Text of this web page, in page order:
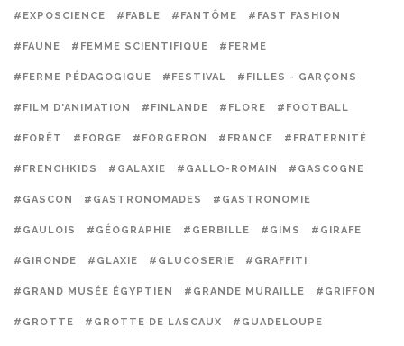
#EXPOSCIENCE #FABLE #FANTÔME #FAST FASHION
#FAUNE #FEMME SCIENTIFIQUE #FERME
#FERME PÉDAGOGIQUE #FESTIVAL #FILLES - GARÇONS
#FILM D'ANIMATION #FINLANDE #FLORE #FOOTBALL
#FORÊT #FORGE #FORGERON #FRANCE #FRATERNITÉ
#FRENCHKIDS #GALAXIE #GALLO-ROMAIN #GASCOGNE
#GASCON #GASTRONOMADES #GASTRONOMIE
#GAULOIS #GÉOGRAPHIE #GERBILLE #GIMS #GIRAFE
#GIRONDE #GLAXIE #GLUCOSERIE #GRAFFITI
#GRAND MUSÉE ÉGYPTIEN #GRANDE MURAILLE #GRIFFON
#GROTTE #GROTTE DE LASCAUX #GUADELOUPE